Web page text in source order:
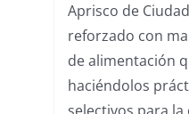
Aprisco de
reforzado con
de alimentación
haciéndolos